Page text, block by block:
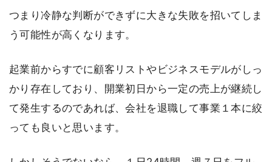
つまり冷静な判断ができずに大きな失敗を招いてしま
う可能性が高くなります。
起業前からすでに顧客リストやビジネスモデルがしっ
かり存在しており、開業初日から一定の売上が継続し
て発生するのであれば、会社を退職して事業１本に絞
っても良いと思います。